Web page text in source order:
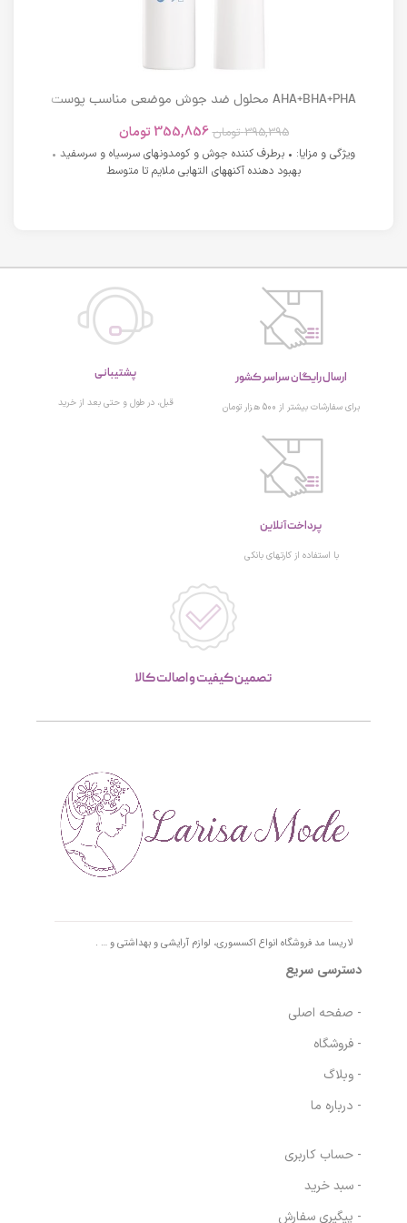
AHA+BHA+PHA محلول ضد جوش موضعی مناسب پوست
395,395 تومان 355,856 تومان
ویژگی و مزایا: • برطرف کننده جوش و کومدونهای سرسیاه و سرسفید •
بهبود دهنده آکنههای التهابی ملایم تا متوسط
ارسال رایگان سراسر کشور
برای سفارشات بیشتر از 500 هزار تومان
پشتیبانی
قبل، در طول و حتی بعد از خرید
پرداخت آنلاین
با استفاده از کارتهای بانکی
تصمین کیفیت و اصالت کالا
لاریسا مد فروشگاه انواع اکسسوری، لوازم آرایشی و بهداشتی و … .
دسترسی سریع
- صفحه اصلی
- فروشگاه
- وبلاگ
- درباره ما
- حساب کاربری
- سبد خرید
- پیگیری سفارش